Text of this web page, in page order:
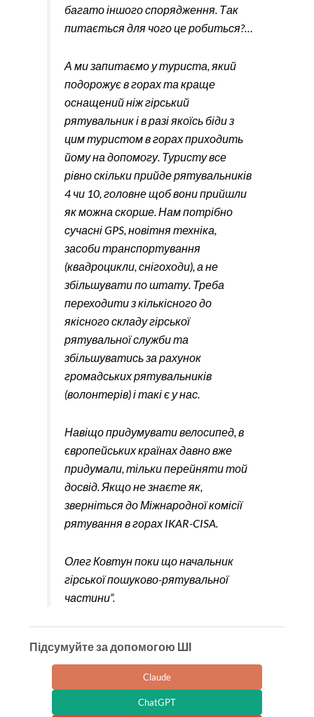
багато іншого спорядження. Так
питається для чого це робиться?…
А ми запитаємо у туриста, який
подорожує в горах та краще
оснащений ніж гірський
рятувальник і в разі якоїсь біди з
цим туристом в горах приходить
йому на допомогу. Туристу все
рівно скільки прийде рятувальників
4 чи 10, головне щоб вони прийшли
як можна скорше. Нам потрібно
сучасні GPS, новітня техніка,
засоби транспортування
(квадроцикли, снігоходи), а не
збільшувати по штату. Треба
переходити з кількісного до
якісного складу гірської
рятувальної служби та
збільшуватись за рахунок
громадських рятувальників
(волонтерів) і такі є у нас.
Навіщо придумувати велосипед, в
європейських країнах давно вже
придумали, тільки перейняти той
досвід. Якщо не знаєте як,
зверніться до Міжнародної комісії
рятування в горах IKAR-CISA.
Олег Ковтун поки що начальник
гірської пошуково-рятувальної
частини”.
Підсумуйте за допомогою ШІ
Claude
ChatGPT